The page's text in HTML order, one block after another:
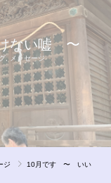
ない嘘 〜
, メッセージ
ジ
10月です 〜 いい